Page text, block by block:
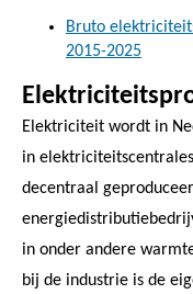
Bruto
2015-2025
Elektriciteit wordt in
in
decentraal
in onder andere
bij de industrie is de